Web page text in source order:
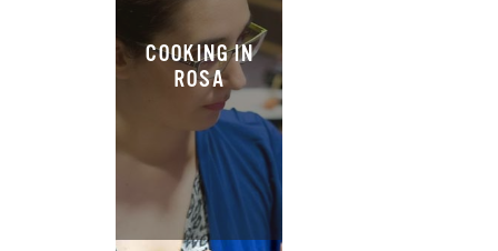
COOKING IN
ROSA